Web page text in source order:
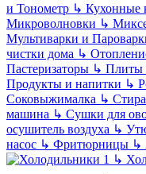
и Тонометр ↳ Кухонные
Микроволновки ↳
Мультиварки и
чистки дома ↳
Пастеризаторы ↳ Плиты
Продукты и напитки ↳
Соковыжималка ↳
машина ↳ Сушки для
осушитель воздуха ↳
насос ↳ Фритюрницы ↳
↳